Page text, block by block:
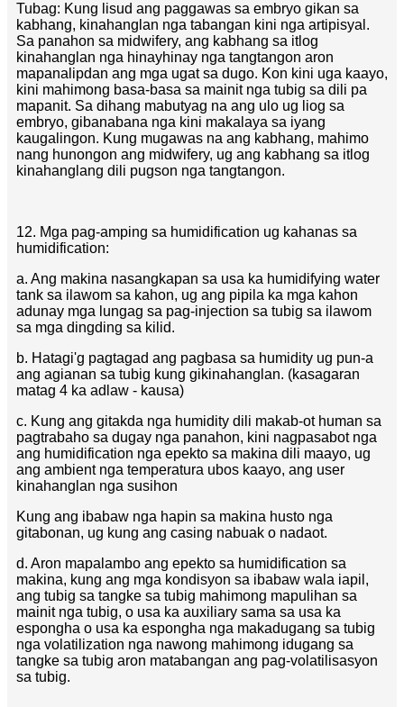
Tubag: Kung lisud ang paggawas sa embryo gikan sa
kabhang, kinahanglan nga tabangan kini nga artipisyal.
Sa panahon sa midwifery, ang kabhang sa itlog
kinahanglan nga hinayhinay nga tangtangon aron
mapanalipdan ang mga ugat sa dugo. Kon kini uga kaayo,
kini mahimong basa-basa sa mainit nga tubig sa dili pa
mapanit. Sa dihang mabutyag na ang ulo ug liog sa
embryo, gibanabana nga kini makalaya sa iyang
kaugalingon. Kung mugawas na ang kabhang, mahimo
nang hunongon ang midwifery, ug ang kabhang sa itlog
kinahanglang dili pugson nga tangtangon.
12. Mga pag-amping sa humidification ug kahanas sa
humidification:
a. Ang makina nasangkapan sa usa ka humidifying water
tank sa ilawom sa kahon, ug ang pipila ka mga kahon
adunay mga lungag sa pag-injection sa tubig sa ilawom
sa mga dingding sa kilid.
b. Hatagi'g pagtagad ang pagbasa sa humidity ug pun-a
ang agianan sa tubig kung gikinahanglan. (kasagaran
matag 4 ka adlaw - kausa)
c. Kung ang gitakda nga humidity dili makab-ot human sa
pagtrabaho sa dugay nga panahon, kini nagpasabot nga
ang humidification nga epekto sa makina dili maayo, ug
ang ambient nga temperatura ubos kaayo, ang user
kinahanglan nga susihon
Kung ang ibabaw nga hapin sa makina husto nga
gitabonan, ug kung ang casing nabuak o nadaot.
d. Aron mapalambo ang epekto sa humidification sa
makina, kung ang mga kondisyon sa ibabaw wala iapil,
ang tubig sa tangke sa tubig mahimong mapulihan sa
mainit nga tubig, o usa ka auxiliary sama sa usa ka
espongha o usa ka espongha nga makadugang sa tubig
nga volatilization nga nawong mahimong idugang sa
tangke sa tubig aron matabangan ang pag-volatilisasyon
sa tubig.